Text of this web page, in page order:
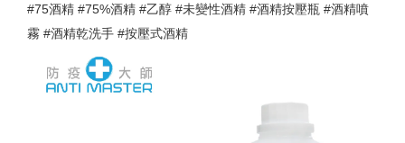
#75酒精 #75%酒精 #乙醇 #未變性酒精 #酒精按壓瓶 #酒精噴
霧 #酒精乾洗手 #按壓式酒精